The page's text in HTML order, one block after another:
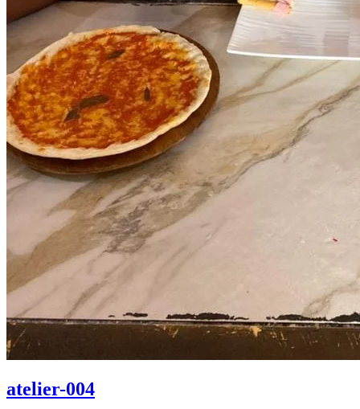
atelier-004